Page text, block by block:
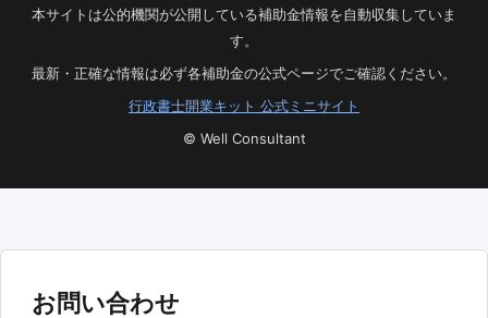
本サイトは公的機関が公開している補助金情報を自動収集していま
す。
最新・正確な情報は必ず各補助金の公式ページでご確認ください。
行政書士開業キット 公式ミニサイト
© Well Consultant
お問い合わせ